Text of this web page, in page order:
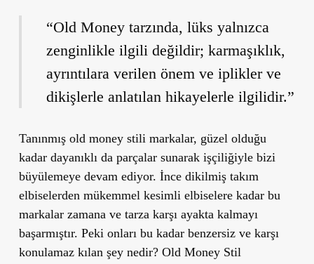
“Old Money tarzında, lüks yalnızca
zenginlikle ilgili değildir; karmaşıklık,
ayrıntılara verilen önem ve iplikler ve
dikişlerle anlatılan hikayelerle ilgilidir.”
Tanınmış old money stili markalar, güzel olduğu
kadar dayanıklı da parçalar sunarak işçiliğiyle bizi
büyülemeye devam ediyor. İnce dikilmiş takım
elbiselerden mükemmel kesimli elbiselere kadar bu
markalar zamana ve tarza karşı ayakta kalmayı
başarmıştır. Peki onları bu kadar benzersiz ve karşı
konulamaz kılan şey nedir? Old Money Stil